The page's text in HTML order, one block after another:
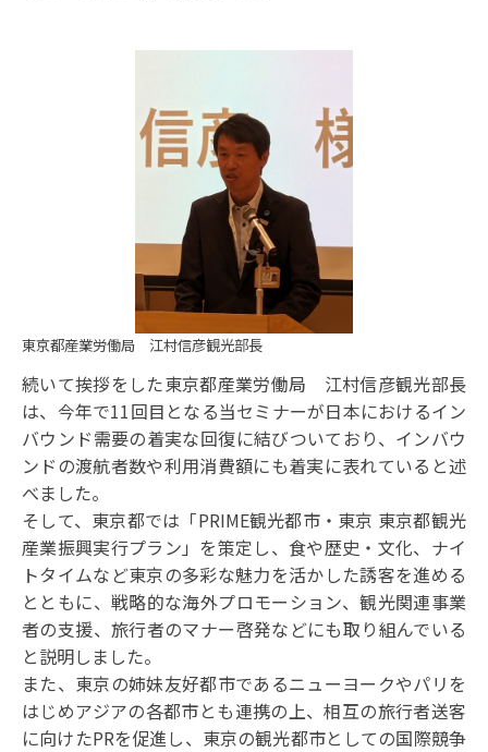
東京都産業労働局 江村信彦観光部長
続いて挨拶をした東京都産業労働局 江村信彦観光部長
は、今年で11回目となる当セミナーが日本におけるイン
バウンド需要の着実な回復に結びついており、インバウ
ンドの渡航者数や利用消費額にも着実に表れていると述
べました。
そして、東京都では「PRIME観光都市・東京 東京都観光
産業振興実行プラン」を策定し、食や歴史・文化、ナイ
トタイムなど東京の多彩な魅力を活かした誘客を進める
とともに、戦略的な海外プロモーション、観光関連事業
者の支援、旅行者のマナー啓発などにも取り組んでいる
と説明しました。
また、東京の姉妹友好都市であるニューヨークやパリを
はじめアジアの各都市とも連携の上、相互の旅行者送客
に向けたPRを促進し、東京の観光都市としての国際競争